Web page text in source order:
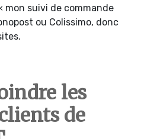
mon suivi de commande
ou Colissimo, donc
les
de